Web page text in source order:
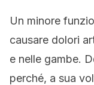
Un minore
causare dolori
e nelle gambe.
perché, a sua